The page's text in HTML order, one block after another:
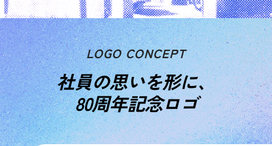
VIEW MORE
LOGO CONCEPT
社員の思いを形に、
80周年記念ロゴ